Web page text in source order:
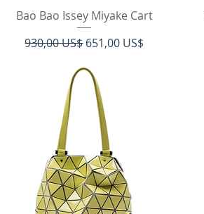
Hurtigvisning
Bao Bao Issey Miyake Cart
Regulær pris
930,00 US$ Salgspris
651,00 US$